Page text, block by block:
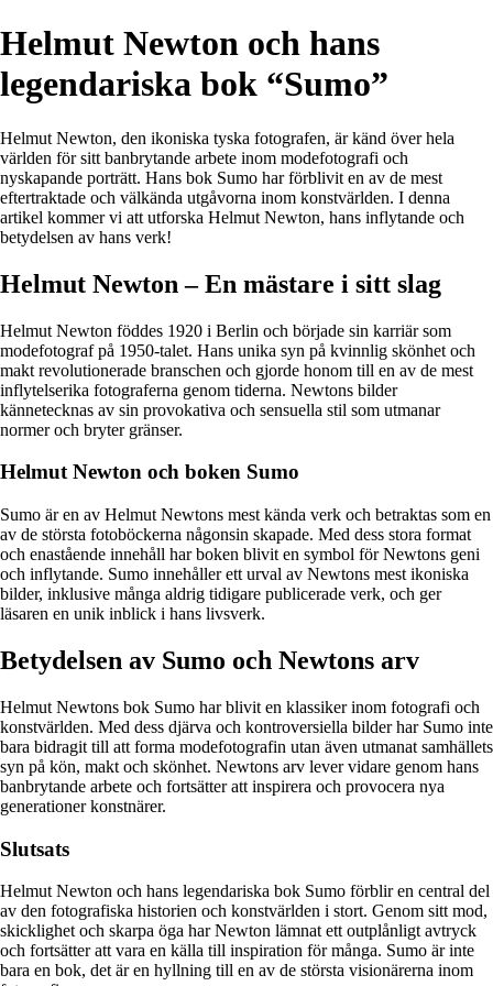
Helmut Newton och hans
legendariska bok “Sumo”
Helmut Newton, den ikoniska tyska fotografen, är känd över hela
världen för sitt banbrytande arbete inom modefotografi och
nyskapande porträtt. Hans bok Sumo har förblivit en av de mest
eftertraktade och välkända utgåvorna inom konstvärlden. I denna
artikel kommer vi att utforska Helmut Newton, hans inflytande och
betydelsen av hans verk!
Helmut Newton – En mästare i sitt slag
Helmut Newton föddes 1920 i Berlin och började sin karriär som
modefotograf på 1950-talet. Hans unika syn på kvinnlig skönhet och
makt revolutionerade branschen och gjorde honom till en av de mest
inflytelserika fotograferna genom tiderna. Newtons bilder
kännetecknas av sin provokativa och sensuella stil som utmanar
normer och bryter gränser.
Helmut Newton och boken Sumo
Sumo är en av Helmut Newtons mest kända verk och betraktas som en
av de största fotoböckerna någonsin skapade. Med dess stora format
och enastående innehåll har boken blivit en symbol för Newtons geni
och inflytande. Sumo innehåller ett urval av Newtons mest ikoniska
bilder, inklusive många aldrig tidigare publicerade verk, och ger
läsaren en unik inblick i hans livsverk.
Betydelsen av Sumo och Newtons arv
Helmut Newtons bok Sumo har blivit en klassiker inom fotografi och
konstvärlden. Med dess djärva och kontroversiella bilder har Sumo inte
bara bidragit till att forma modefotografin utan även utmanat samhällets
syn på kön, makt och skönhet. Newtons arv lever vidare genom hans
banbrytande arbete och fortsätter att inspirera och provocera nya
generationer konstnärer.
Slutsats
Helmut Newton och hans legendariska bok Sumo förblir en central del
av den fotografiska historien och konstvärlden i stort. Genom sitt mod,
skicklighet och skarpa öga har Newton lämnat ett outplånligt avtryck
och fortsätter att vara en källa till inspiration för många. Sumo är inte
bara en bok, det är en hyllning till en av de största visionärerna inom